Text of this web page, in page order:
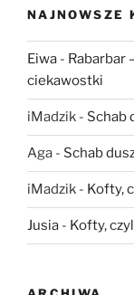
NAJNOWSZE
Eiwa - Rabarbar
ciekawostki
iMadzik - Schab
Aga - Schab
iMadzik - Kofty,
Jusia - Kofty,